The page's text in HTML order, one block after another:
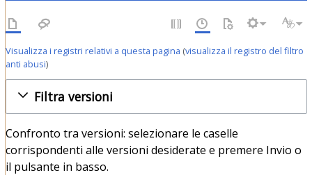
Visualizza i registri relativi a questa pagina (visualizza il registro del filtro
anti abusi)
Filtra versioni
Confronto tra versioni: selezionare le caselle
corrispondenti alle versioni desiderate e premere Invio o
il pulsante in basso.